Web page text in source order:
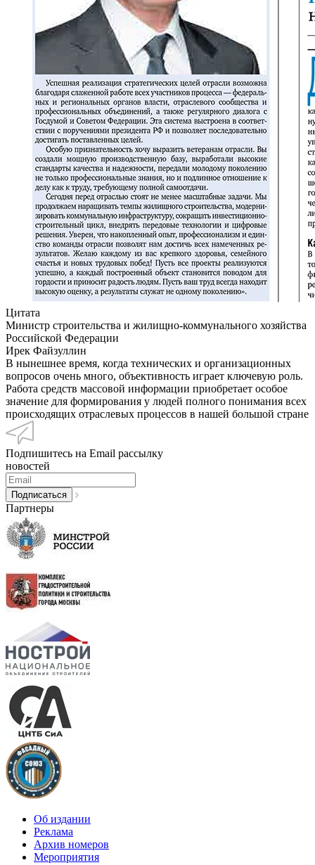
Цитата
Министр строительства и жилищно-коммунального хозяйства
Российской Федерации
Ирек Файзуллин
В нынешнее время, когда технических и организационных
вопросов очень много, объективность играет ключевую роль.
Работа средств массовой информации приобретает особое
значение для формирования у людей полного понимания всех
происходящих отраслевых процессов в нашей большой стране
Подпишитесь на Email рассылку
новостей
Партнеры
Об издании
Реклама
Архив номеров
Мероприятия